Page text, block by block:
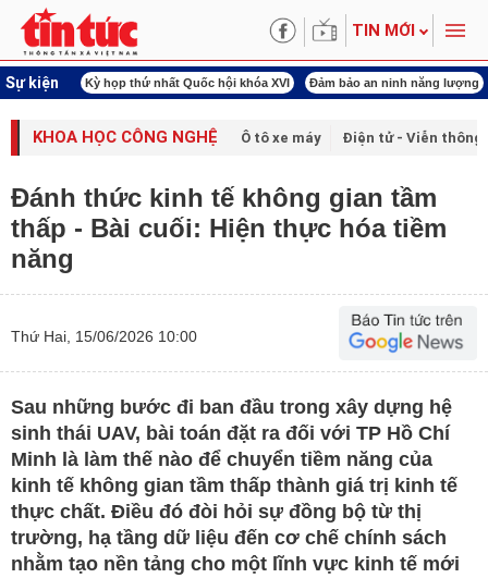
TIN MỚI
Sự kiện
Cup 2026 Kỳ họp thứ nhất Quốc hội khóa XVI Đảm bảo an ninh năng lượng
KHOA HỌC CÔNG NGHỆ Ô tô xe máy Điện tử - Viễn thông
Đánh thức kinh tế không gian tầm
thấp - Bài cuối: Hiện thực hóa tiềm
năng
Thứ Hai, 15/06/2026 10:00
Sau những bước đi ban đầu trong xây dựng hệ
sinh thái UAV, bài toán đặt ra đối với TP Hồ Chí
Minh là làm thế nào để chuyển tiềm năng của
kinh tế không gian tầm thấp thành giá trị kinh tế
thực chất. Điều đó đòi hỏi sự đồng bộ từ thị
trường, hạ tầng dữ liệu đến cơ chế chính sách
nhằm tạo nền tảng cho một lĩnh vực kinh tế mới